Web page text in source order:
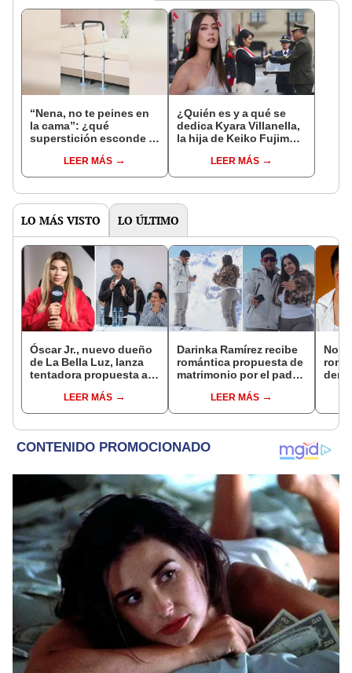
“Nena, no te peines en
la cama”: ¿qué
superstición esconde la
Enanitos Verdes?
LEER MÁS
¿Quién es y a qué se
dedica Kyara Villanella,
la hija de Keiko Fujimori
nivel nacional?
LEER MÁS
LO MÁS VISTO LO ÚLTIMO
Óscar Jr., nuevo dueño
de La Bella Luz, lanza
tentadora propuesta a
denuncia por
tocamientos: “Va a
LEER MÁS
Darinka Ramírez recibe
romántica propuesta de
matrimonio por el padre
nervios, lágrimas y
muchísima felicidad"
LEER MÁS